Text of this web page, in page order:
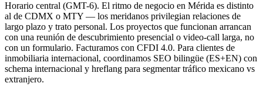
Horario central (GMT-6). El ritmo de negocio en Mérida es distinto
al de CDMX o MTY — los meridanos privilegian relaciones de
largo plazo y trato personal. Los proyectos que funcionan arrancan
con una reunión de descubrimiento presencial o video-call larga, no
con un formulario. Facturamos con CFDI 4.0. Para clientes de
inmobiliaria internacional, coordinamos SEO bilingüe (ES+EN) con
schema internacional y hreflang para segmentar tráfico mexicano vs
extranjero.